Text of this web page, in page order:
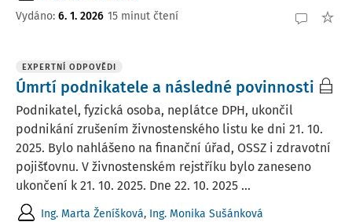
Vydáno: 6. 1. 2026 15 minut čtení
EXPERTNÍ ODPOVĚDI
Úmrtí podnikatele a následné povinnosti
Podnikatel, fyzická osoba, neplátce DPH, ukončil
podnikání zrušením živnostenského listu ke dni 21. 10.
2025. Bylo nahlášeno na finanční úřad, OSSZ i zdravotní
pojišťovnu. V živnostenském rejstříku bylo zaneseno
ukončení k 21. 10. 2025. Dne 22. 10. 2025 ...
Ing. Marta Ženíšková, Ing. Monika Sušánková